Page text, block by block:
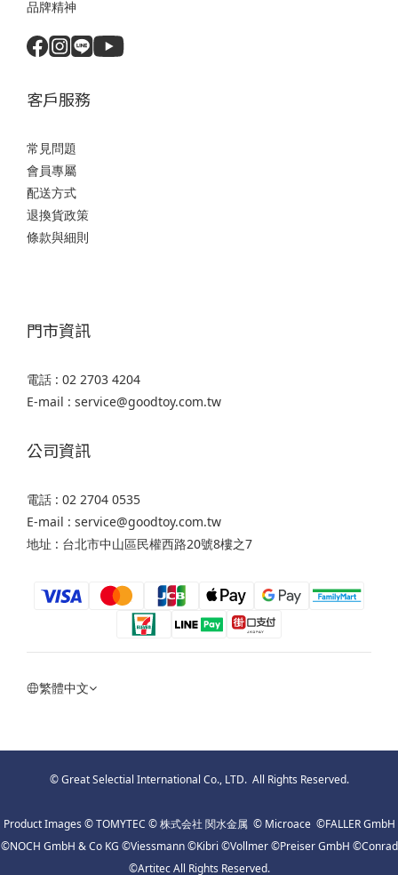
品牌精神
客戶服務
常見問題
會員專屬
配送方式
退換貨政策
條款與細則
門市資訊
電話 : 02 2703 4204
E-mail : service@goodtoy.com.tw
公司資訊
電話 : 02 2704 0535
E-mail : service@goodtoy.com.tw
地址 : 台北市中山區民權西路20號8樓之7
繁體中文
© Great Selectial International Co., LTD. All Rights Reserved.
Product Images © TOMYTEC © 株式会社 関水金属 © Microace ©FALLER GmbH
©NOCH GmbH & Co KG ©Viessmann ©Kibri ©Vollmer ©Preiser GmbH ©Conrad
©Artitec All Rights Reserved.